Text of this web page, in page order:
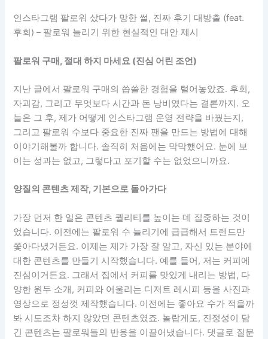
인스타그램 팔로워 샀다가 망한 썰, 진짜 후기 대방출 (feat.
후회) – 팔로워 늘리기 위한 현실적인 대안 제시
팔로워 구매, 절대 하지 마세요 (진심 어린 조언)
지난 글에서 팔로워 구매의 씁쓸한 경험을 털어놓았죠. 후회,
자괴감, 그리고 무엇보다 시간과 돈 낭비였다는 결론까지. 오
늘은 그 후, 제가 어떻게 인스타그램 운영 전략을 바꿨는지,
그리고 팔로워 수보다 중요한 진짜 팬을 만드는 방법에 대해
이야기해볼까 합니다. 솔직히 처음에는 막막했어요. 눈에 보
이는 성과는 없고, 그렇다고 포기할 수는 없었으니까요.
양질의 콘텐츠 제작, 기본으로 돌아가다
가장 먼저 한 일은 콘텐츠 퀄리티를 높이는 데 집중하는 것이
었습니다. 이전에는 팔로워 수 늘리기에 급급해서 트렌드만
쫓아다녔거든요. 이제는 제가 가장 잘 알고, 자신 있는 분야에
대한 콘텐츠를 만들기 시작했습니다. 예를 들어, 저는 커피에
진심이거든요. 그래서 집에서 커피를 맛있게 내리는 방법, 다
양한 원두 소개, 커피와 어울리는 디저트 레시피 등을 사진과
영상으로 정성껏 제작했습니다. 이전에는 좋아요 수가 적을까
봐 시도조차 하지 않았던 콘텐츠였죠. 놀랍게도, 진정성이 담
긴 콘텐츠는 팔로워들의 반응을 이끌어냈습니다. 댓글로 질문